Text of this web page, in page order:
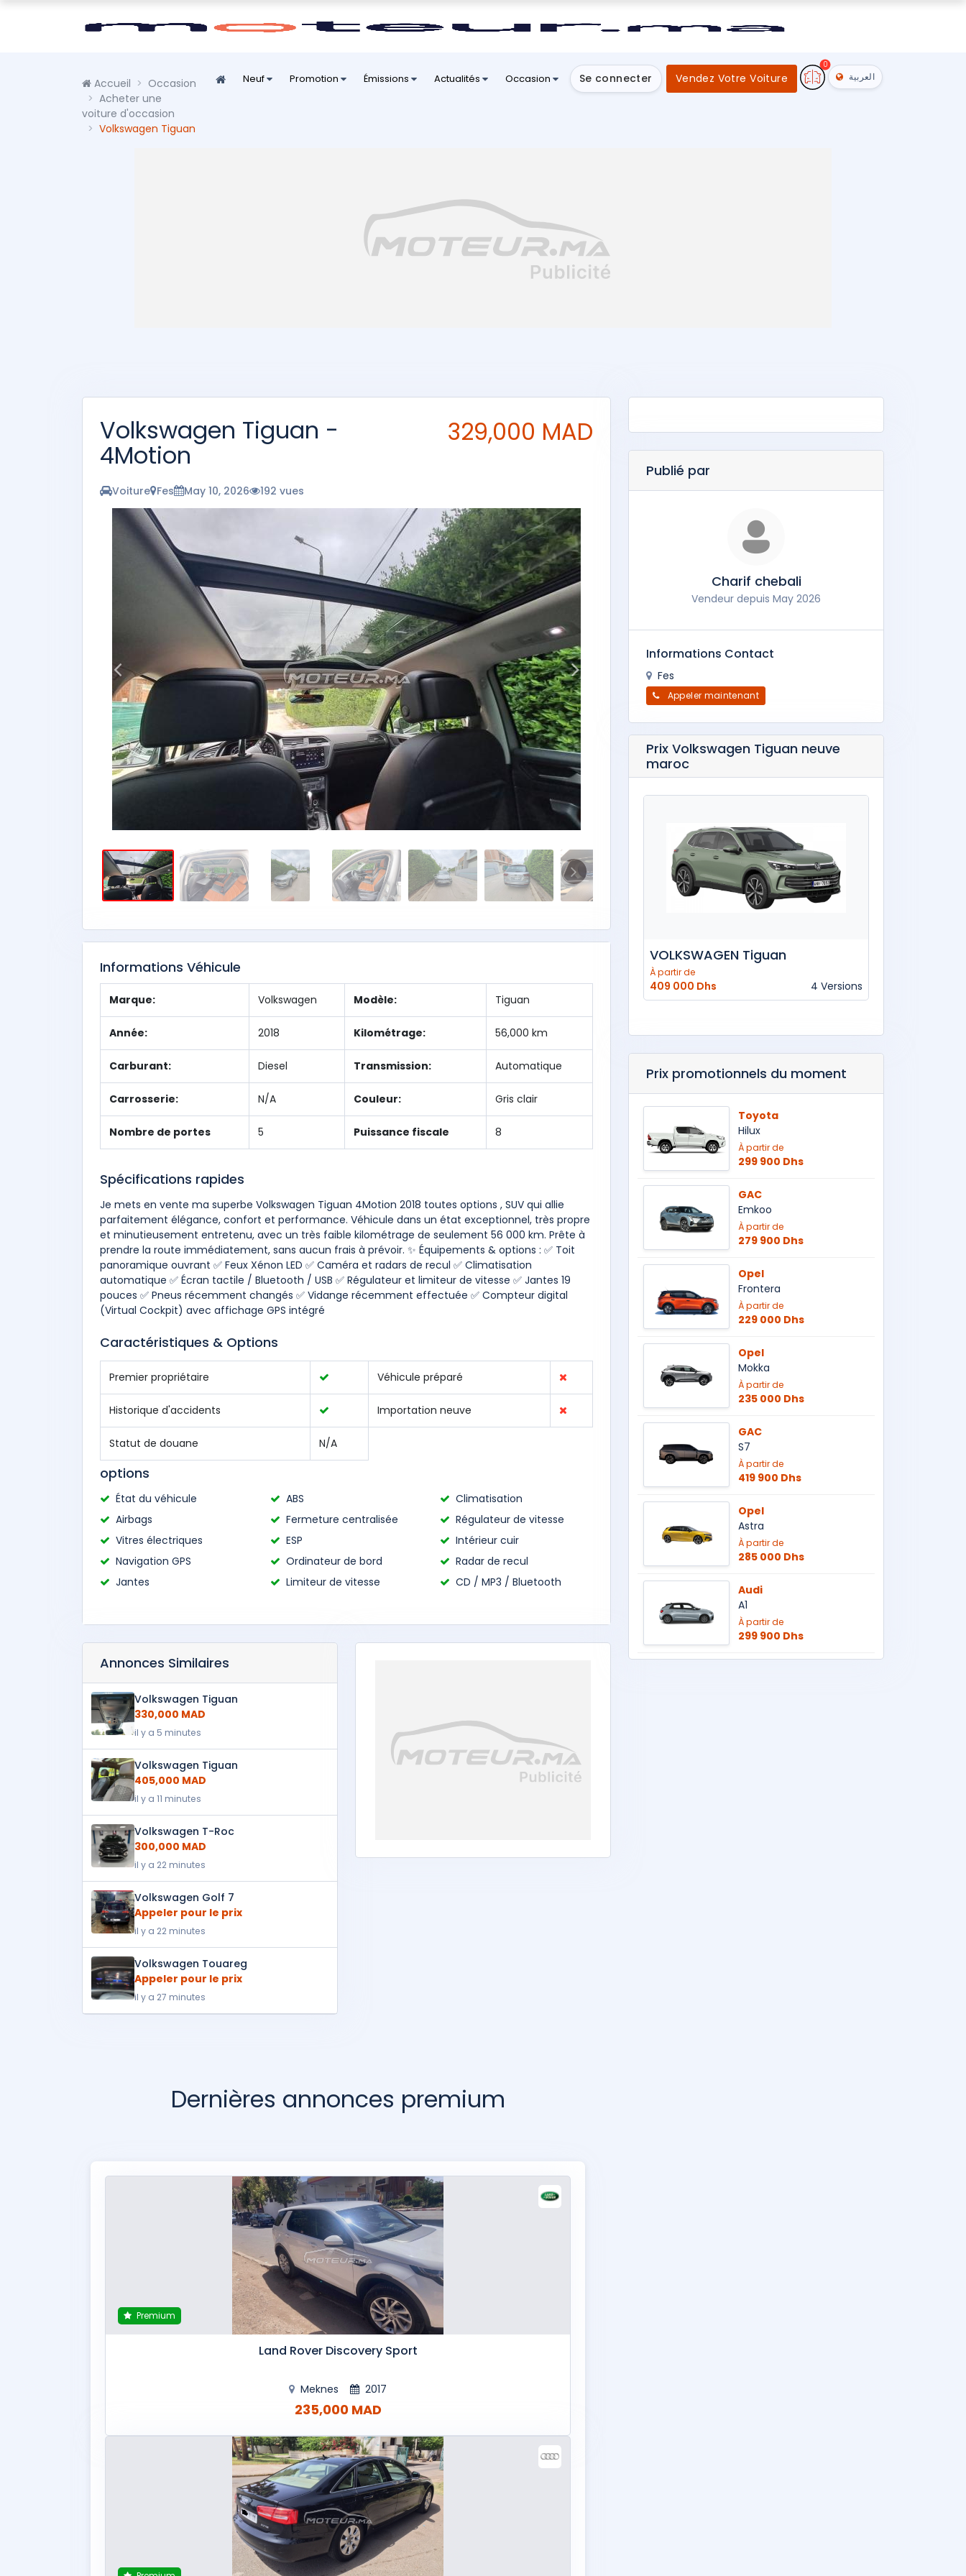
Neuf Promotion Émissions Actualités Occasion Se connecter Vendez Votre Voiture
0
العربية Accueil
Occasion
Acheter une
voiture d'occasion
Volkswagen Tiguan
Volkswagen Tiguan -
4Motion
329,000 MAD
Voiture Fes May 10, 2026 192 vues
Informations Véhicule
Marque: Volkswagen Modèle: Tiguan
Année: 2018 Kilométrage: 56,000 km
Carburant: Diesel Transmission: Automatique
Carrosserie: N/A Couleur: Gris clair
Nombre de portes 5 Puissance fiscale 8
Spécifications rapides
Je mets en vente ma superbe Volkswagen Tiguan 4Motion 2018 toutes options , SUV qui allie
parfaitement élégance, confort et performance. Véhicule dans un état exceptionnel, très propre
et minutieusement entretenu, avec un très faible kilométrage de seulement 56 000 km. Prête à
prendre la route immédiatement, sans aucun frais à prévoir. ✨ Équipements & options : ✅ Toit
panoramique ouvrant ✅ Feux Xénon LED ✅ Caméra et radars de recul ✅ Climatisation
automatique ✅ Écran tactile / Bluetooth / USB ✅ Régulateur et limiteur de vitesse ✅ Jantes 19
pouces ✅ Pneus récemment changés ✅ Vidange récemment effectuée ✅ Compteur digital
(Virtual Cockpit) avec affichage GPS intégré
Caractéristiques & Options
Premier propriétaire Véhicule préparé
Historique d'accidents Importation neuve
Statut de douane N/A
options
État du véhicule ABS
Climatisation
Airbags
Fermeture centralisée
Régulateur de vitesse
Vitres électriques
ESP
Intérieur cuir
Navigation GPS
Ordinateur de bord
Radar de recul
Jantes
Limiteur de vitesse CD / MP3 / Bluetooth
Annonces Similaires
Volkswagen Tiguan
330,000 MAD
il y a 5 minutes
Volkswagen Tiguan
405,000 MAD
il y a 11 minutes
Volkswagen T-Roc
300,000 MAD
il y a 22 minutes
Volkswagen Golf 7
Appeler pour le prix
il y a 22 minutes
Volkswagen Touareg
Appeler pour le prix
il y a 27 minutes
Dernières annonces premium
Premium
Land Rover Discovery Sport
Meknes 2017
235,000 MAD
Publié par
Charif chebali
Vendeur depuis May 2026
Informations Contact
Fes
Appeler maintenant
Prix Volkswagen Tiguan neuve
maroc
VOLKSWAGEN Tiguan
À partir de
409 000 Dhs 4 Versions
Prix promotionnels du moment
Toyota
Hilux
À partir de
299 900 Dhs
GAC
Emkoo
À partir de
279 900 Dhs
Opel
Frontera
À partir de
229 000 Dhs
Opel
Mokka
À partir de
235 000 Dhs
GAC
S7
À partir de
419 900 Dhs
Opel
Astra
À partir de
285 000 Dhs
Audi
A1
À partir de
299 900 Dhs